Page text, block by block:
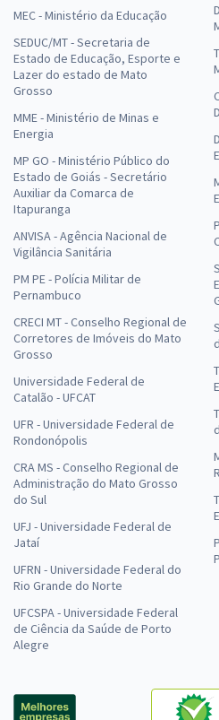
MEC - Ministério da Educação
SEDUC/MT - Secretaria de
Estado de Educação, Esporte e
Lazer do estado de Mato
Grosso
MME - Ministério de Minas e
Energia
MP GO - Ministério Público do
Estado de Goiás - Secretário
Auxiliar da Comarca de
Itapuranga
ANVISA - Agência Nacional de
Vigilância Sanitária
PM PE - Polícia Militar de
Pernambuco
CRECI MT - Conselho Regional de
Corretores de Imóveis do Mato
Grosso
Universidade Federal de
Catalão - UFCAT
UFR - Universidade Federal de
Rondonópolis
CRA MS - Conselho Regional de
Administração do Mato Grosso
do Sul
UFJ - Universidade Federal de
Jataí
UFRN - Universidade Federal do
Rio Grande do Norte
UFCSPA - Universidade Federal
de Ciência da Saúde de Porto
Alegre